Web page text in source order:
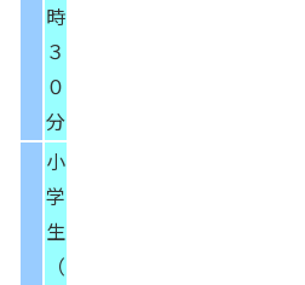
時
３
０
分
小
学
生
（